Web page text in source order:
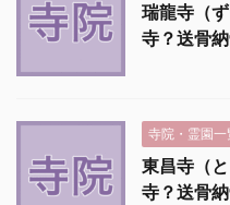
瑞龍寺（
寺？送骨
寺院・霊園一
東昌寺（
寺？送骨